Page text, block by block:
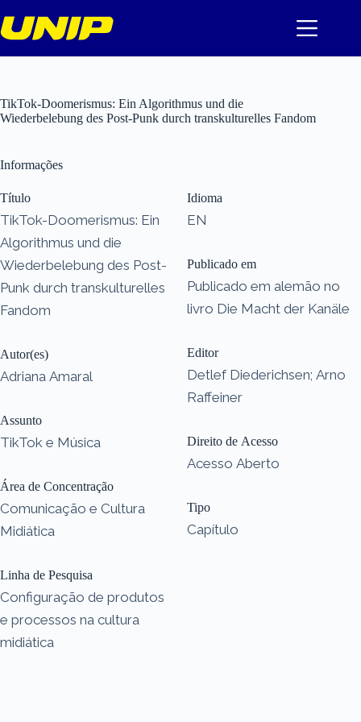
para
o
TikTok-Doomerismus: Ein Algorithmus und die
Wiederbelebung des Post-Punk durch transkulturelles Fandom
Informações
Título
TikTok-Doomerismus: Ein
Algorithmus und die
Wiederbelebung des Post-
Punk durch transkulturelles
Fandom
Autor(es)
Adriana Amaral
Assunto
TikTok e Música
Área de Concentração
Comunicação e Cultura
Midiática
Linha de Pesquisa
Configuração de produtos
e processos na cultura
midiática
Idioma
EN
Publicado em
Publicado em alemão no
livro Die Macht der Kanäle
Editor
Detlef Diederichsen; Arno
Raffeiner
Direito de Acesso
Acesso Aberto
Tipo
Capítulo